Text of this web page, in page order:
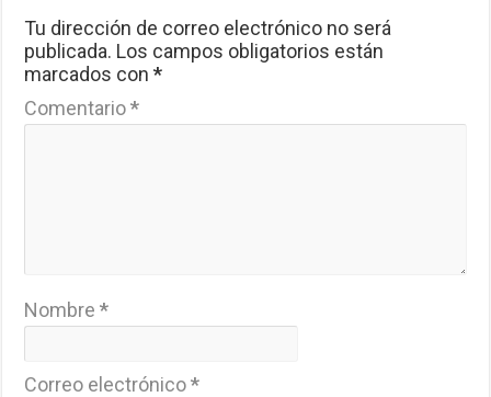
Tu dirección de correo electrónico no será
publicada. Los campos obligatorios están
marcados con*
Comentario*
Nombre*
Correo electrónico*